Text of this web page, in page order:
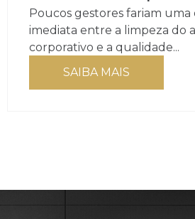
Poucos gestores fariam uma
imediata entre a limpeza do
corporativo e a qualidade...
SAIBA MAIS